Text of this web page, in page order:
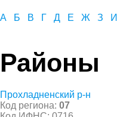
А Б В Г Д Е Ж З И
Районы
Прохладненский р-н
Код региона: 07